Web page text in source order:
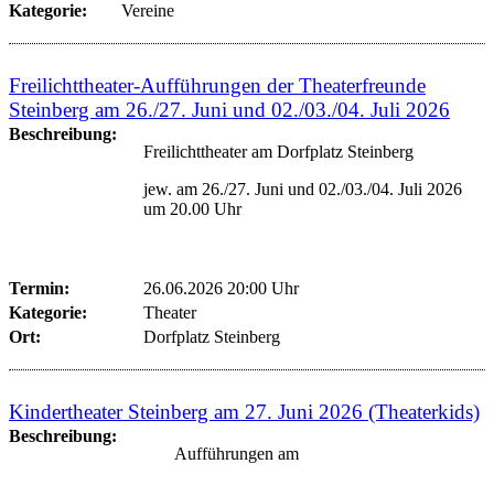
Kategorie:
Vereine
Freilichttheater-Aufführungen der Theaterfreunde
Steinberg am 26./27. Juni und 02./03./04. Juli 2026
Beschreibung:
Freilichttheater am Dorfplatz Steinberg
jew. am 26./27. Juni und 02./03./04. Juli 2026
um 20.00 Uhr
Termin:
26.06.2026 20:00 Uhr
Kategorie:
Theater
Ort:
Dorfplatz Steinberg
Kindertheater Steinberg am 27. Juni 2026 (Theaterkids)
Beschreibung:
Aufführungen am